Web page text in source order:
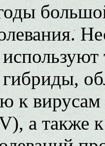
гибриды,
к
а также